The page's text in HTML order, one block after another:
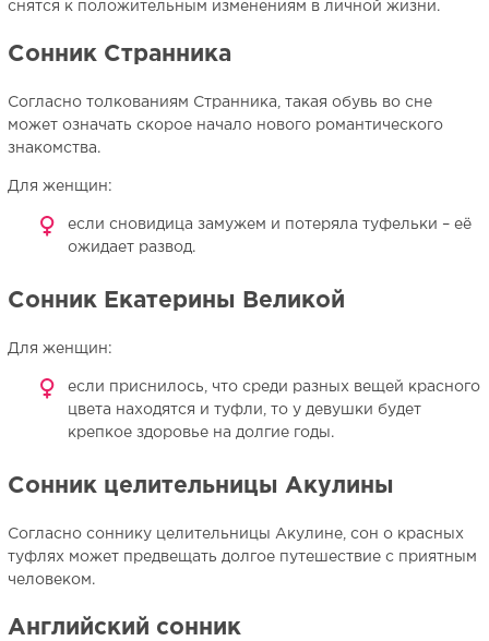
снятся к положительным изменениям в личной жизни.
Сонник Странника
Согласно толкованиям Странника, такая обувь во сне
может означать скорое начало нового романтического
знакомства.
Для женщин:
если сновидица замужем и потеряла туфельки – её
ожидает развод.
Сонник Екатерины Великой
Для женщин:
если приснилось, что среди разных вещей красного
цвета находятся и туфли, то у девушки будет
крепкое здоровье на долгие годы.
Сонник целительницы Акулины
Согласно соннику целительницы Акулине, сон о красных
туфлях может предвещать долгое путешествие с приятным
человеком.
Английский сонник